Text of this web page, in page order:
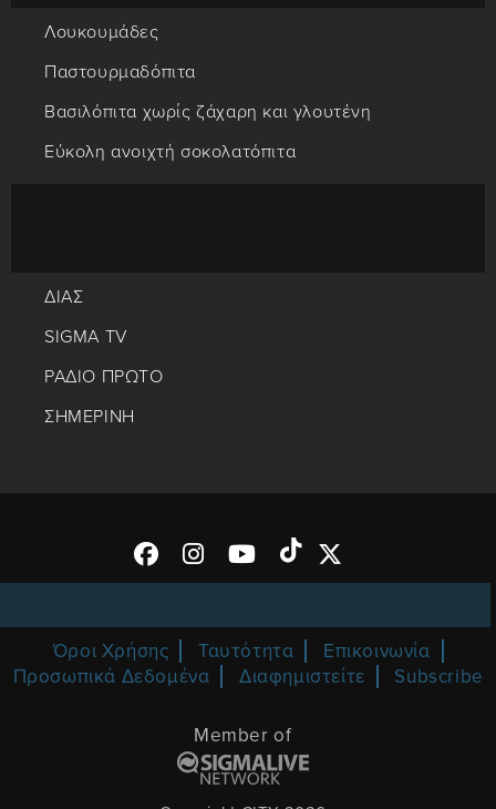
Λουκουμάδες
Παστουρμαδόπιτα
Βασιλόπιτα χωρίς ζάχαρη και γλουτένη
Εύκολη ανοιχτή σοκολατόπιτα
ΔΙΑΣ
SIGMA TV
ΡΑΔΙΟ ΠΡΩΤΟ
ΣΗΜΕΡΙΝΗ
Όροι Χρήσης Ταυτότητα
Επικοινωνία
Προσωπικά Δεδομένα
Διαφημιστείτε Subscribe
Member of